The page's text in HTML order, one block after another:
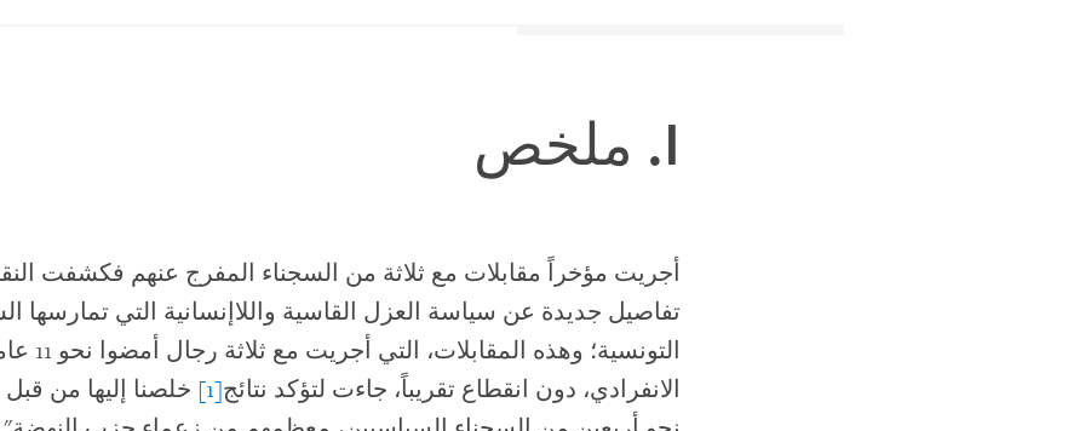
I. ملخص
أجريت مؤخراً مقابلات مع ثلاثة من السجناء المفرج عنهم فكشفت
تفاصيل جديدة عن سياسة العزل القاسية واللاإنسانية التي تمارسها
التونسية؛
الانفرادي، دون انقطاع تقريباً، جاءت لتؤكد نتائج[1]
خلصنا إليها من